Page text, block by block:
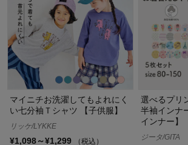
マイニチお洗濯してもよれにく
い七分袖Ｔシャツ 【子供服】
リッケ/LYKKE
¥1,098～¥1,299
（税込）
選べるプリ
半袖インナ
インナー】
ジータ/GITA